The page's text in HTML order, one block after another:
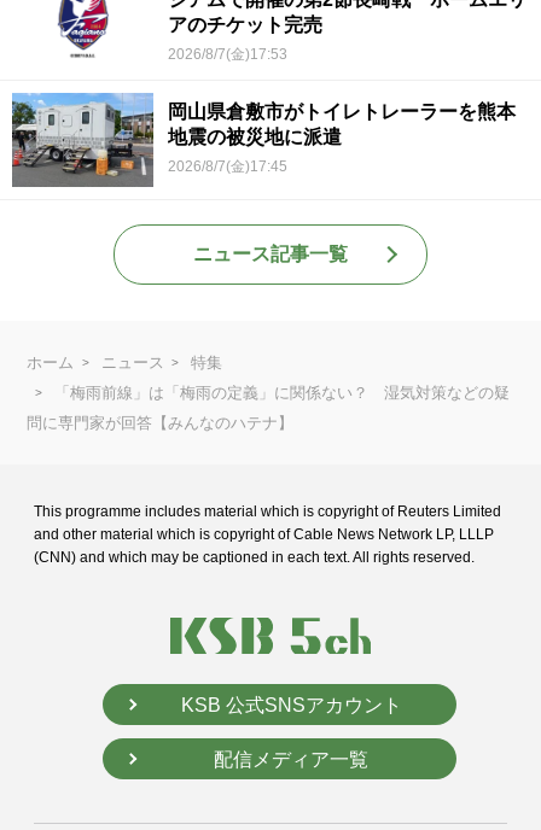
アのチケット完売
2026/8/7(金)17:53
岡山県倉敷市がトイレトレーラーを熊本
地震の被災地に派遣
2026/8/7(金)17:45
ニュース記事一覧
ホーム ニュース
特集
「梅雨前線」は「梅雨の定義」に関係ない？ 湿気対策などの疑
問に専門家が回答【みんなのハテナ】
This programme includes material which is copyright of Reuters Limited
and other material which is copyright of Cable News Network LP, LLLP
(CNN) and which may be captioned in each text. All rights reserved.
KSB 公式SNSアカウント
配信メディア一覧